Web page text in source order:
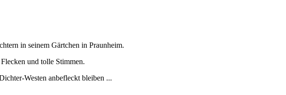
in seinem Gärtchen in Praunheim.
und tolle Stimmen.
Westen anbefleckt bleiben ...